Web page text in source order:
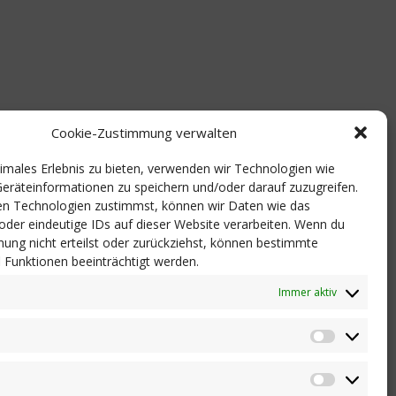
Cookie-Zustimmung verwalten
Erlebnis zu bieten, verwenden wir Technologien wie
zu speichern und/oder darauf zuzugreifen.
Technologien zustimmst, können wir Daten wie das
eindeutige IDs auf dieser Website verarbeiten. Wenn du
nicht erteilst oder zurückziehst, können bestimmte
beeinträchtigt werden.
Immer aktiv